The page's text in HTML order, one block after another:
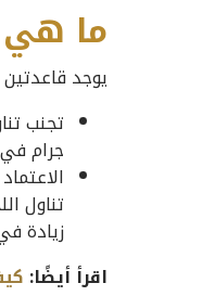
ما
يوجد
جرام في
تناول
زيادة
اقرأ أيضًا: